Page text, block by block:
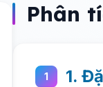
Phân
1 1.